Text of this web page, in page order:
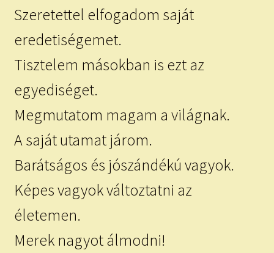
Szeretettel elfogadom saját
eredetiségemet.
Tisztelem másokban is ezt az
egyediséget.
Megmutatom magam a világnak.
A saját utamat járom.
Barátságos és jószándékú vagyok.
Képes vagyok változtatni az
életemen.
Merek nagyot álmodni!